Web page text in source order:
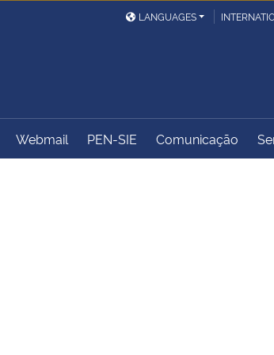
LANGUAGES
Webmail PEN-SIE Comunicação